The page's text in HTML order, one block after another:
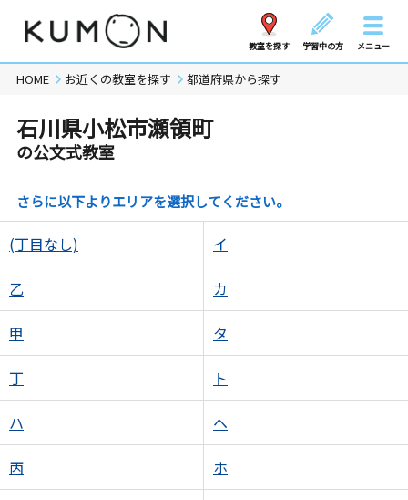
教室を探す 学習中の方 メニュー
HOME お近くの教室を探す 都道府県から探す
石川県小松市瀬領町
の公文式教室
さらに以下よりエリアを選択してください。
(丁目なし) イ
乙 カ
甲 タ
丁 ト
ハ ヘ
丙 ホ